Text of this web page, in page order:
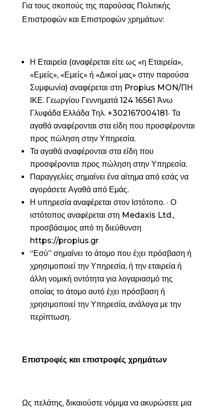
Για τους σκοπούς της παρούσας Πολιτικής
Επιστροφών και Επιστροφών χρημάτων:
Η Εταιρεία (αναφέρεται είτε ως «η Εταιρεία»,
«Εμείς», «Εμείς» ή «Δικοί μας» στην παρούσα
Συμφωνία) αναφέρεται στη Propius MON/ΠΗ
ΙΚΕ. Γεωργίου Γεννηματά 124 16561 Άνω
Γλυφάδα Ελλάδα Τηλ. +302167004181· Τα
αγαθά αναφέρονται στα είδη που προσφέρονται
προς πώληση στην Υπηρεσία.
Τα αγαθά αναφέρονται στα είδη που
προσφέρονται προς πώληση στην Υπηρεσία.
Παραγγελίες σημαίνει ένα αίτημα από εσάς να
αγοράσετε Αγαθά από Εμάς.
Η υπηρεσία αναφέρεται στον Ιστότοπο. · Ο
ιστότοπος αναφέρεται στη Medaxis Ltd.,
προσβάσιμος από τη διεύθυνση
https://propius.gr
“Εσύ” σημαίνει το άτομο που έχει πρόσβαση ή
χρησιμοποιεί την Υπηρεσία, ή την εταιρεία ή
άλλη νομική οντότητα για λογαριασμό της
οποίας το άτομο αυτό έχει πρόσβαση ή
χρησιμοποιεί την Υπηρεσία, ανάλογα με την
περίπτωση.
Επιστροφές και επιστροφές χρημάτων
Ως πελάτης, δικαιούστε νόμιμα να ακυρώσετε μια